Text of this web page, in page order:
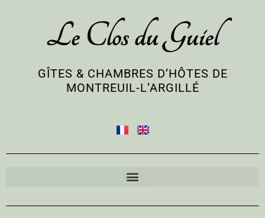
Le Clos du Guiel
GÎTES & CHAMBRES D’HÔTES DE
MONTREUIL-L’ARGILLÉ